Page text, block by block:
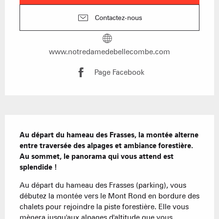
Contactez-nous
www.notredamedebellecombe.com
Page Facebook
Au départ du hameau des Frasses, la montée alterne
entre traversée des alpages et ambiance forestière.
Au sommet, le panorama qui vous attend est
splendide !
Au départ du hameau des Frasses (parking), vous
débutez la montée vers le Mont Rond en bordure des
chalets pour rejoindre la piste forestière. Elle vous